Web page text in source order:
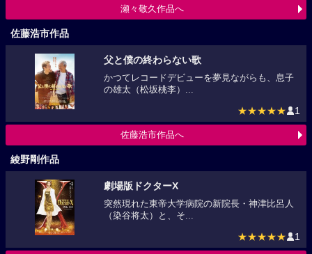
瀬々敬久作品へ
佐藤浩市作品
父と僕の終わらない歌
かつてレコードデビューを夢見ながらも、息子
の雄太（松坂桃李）...
★★★★★ 1
佐藤浩市作品へ
綾野剛作品
劇場版ドクターX
突然現れた東帝大学病院の新院長・神津比呂人
（染谷将太）と、そ...
★★★★★ 1